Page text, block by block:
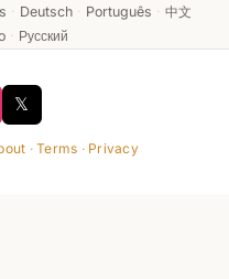
· Deutsch · Português · 中文
· Русский
𝕏
·Terms · Privacy